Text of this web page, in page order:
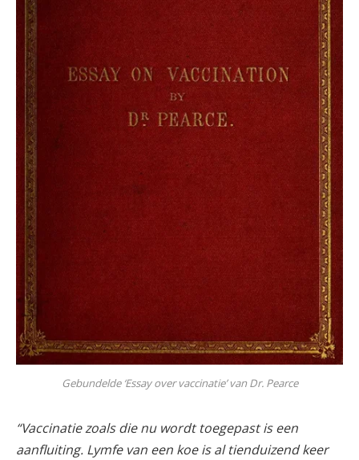
Gebundelde ‘Essay over vaccinatie’ van Dr. Pearce
“Vaccinatie zoals die nu wordt toegepast is een
aanfluiting. Lymfe van een koe is al tienduizend keer